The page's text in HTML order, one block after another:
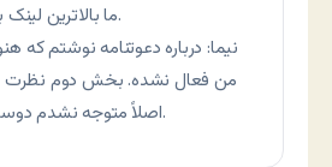
ما بالاترین لینک بدهیم.
نیما: درباره دعوتنامه نوشتم که
من فعال نشده. بخش دوم نظرت
اصلاً متوجه نشدم دوست من.